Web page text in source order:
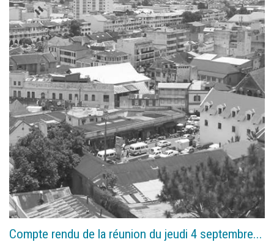
Compte rendu de la réunion du jeudi 4 septembre...